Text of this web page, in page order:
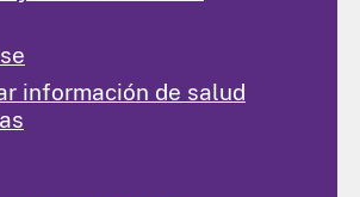
información de salud